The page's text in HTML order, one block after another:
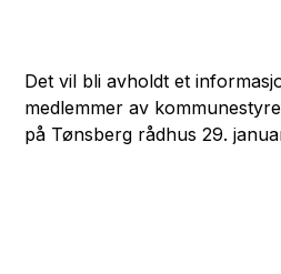
Det vil bli avholdt et
medlemmer av
på Tønsberg rådhus 29.